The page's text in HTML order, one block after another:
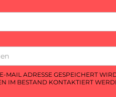
MAIL ADRESSE GESPEICHERT
IM BESTAND KONTAKTIERT